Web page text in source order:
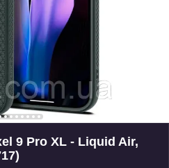
9 Pro XL - Liquid Air,